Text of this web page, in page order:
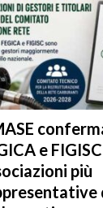
e Figisc
su di loro le
di colpevolezza
e
più